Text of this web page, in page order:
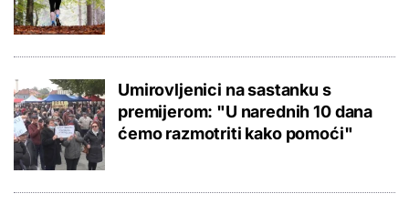
Umirovljenici na sastanku s
premijerom: "U narednih 10 dana
ćemo razmotriti kako pomoći"